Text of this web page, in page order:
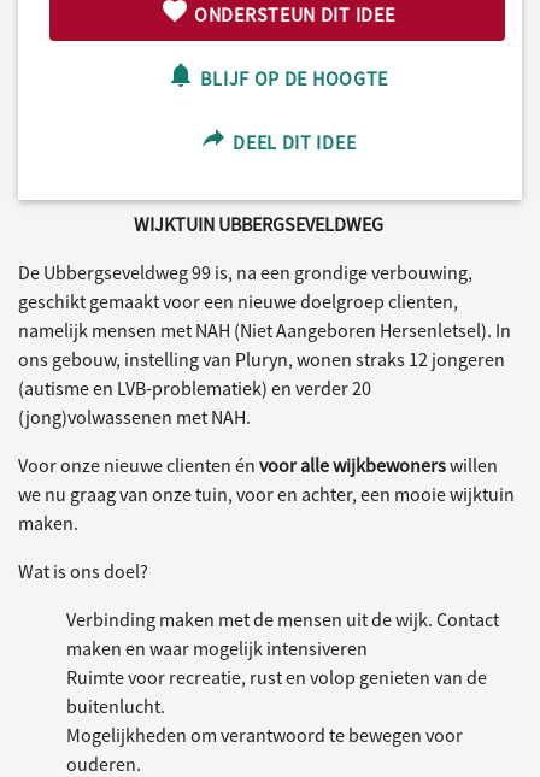
ONDERSTEUN DIT IDEE
BLIJF OP DE HOOGTE
DEEL DIT IDEE
WIJKTUIN UBBERGSEVELDWEG
De Ubbergseveldweg 99 is, na een grondige verbouwing,
geschikt gemaakt voor een nieuwe doelgroep clienten,
namelijk mensen met NAH (Niet Aangeboren Hersenletsel). In
ons gebouw, instelling van Pluryn, wonen straks 12 jongeren
(autisme en LVB-problematiek) en verder 20
(jong)volwassenen met NAH.
Voor onze nieuwe clienten én voor alle wijkbewonerswillen
we nu graag van onze tuin, voor en achter, een mooie wijktuin
maken.
Wat is ons doel?
Verbinding maken met de mensen uit de wijk. Contact
maken en waar mogelijk intensiveren
Ruimte voor recreatie, rust en volop genieten van de
buitenlucht.
Mogelijkheden om verantwoord te bewegen voor
ouderen.